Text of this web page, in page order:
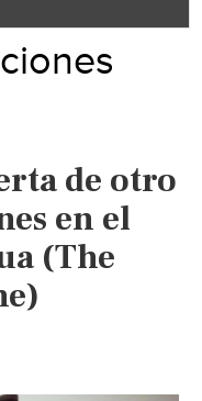
de otro
en el
(The